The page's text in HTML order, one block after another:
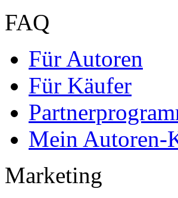
FAQ
Für Autoren
Für Käufer
Mein Autoren-
Marketing